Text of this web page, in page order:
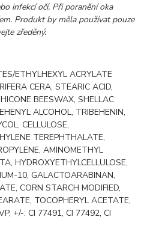
infekcí očí. Při poranění oka
Produkt by měla používat pouze
zředěný.
ETHYLHEXYL ACRYLATE
CERA, STEARIC ACID,
BEESWAX, SHELLAC
ALCOHOL, TRIBEHENIN,
CELLULOSE,
TEREPHTHALATE,
AMINOMETHYL
HYDROXYETHYLCELLULOSE,
10, GALACTOARABINAN,
CORN STARCH MODIFIED,
TOCOPHERYL ACETATE,
+/-: CI 77491, CI 77492, CI